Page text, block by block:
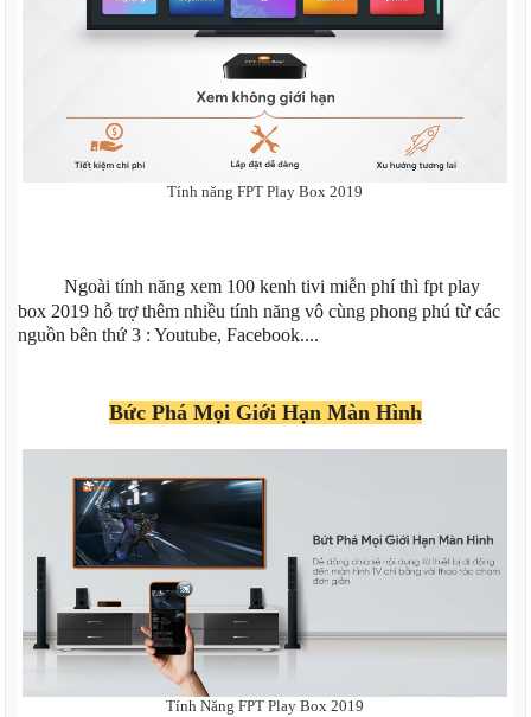
Tính năng FPT Play Box 2019
Ngoài tính năng xem 100 kenh tivi miễn phí thì fpt play
box 2019 hỗ trợ thêm nhiều tính năng vô cùng phong phú từ các
nguồn bên thứ 3 : Youtube, Facebook....
Bức Phá Mọi Giới Hạn Màn Hình
Tính Năng FPT Play Box 2019